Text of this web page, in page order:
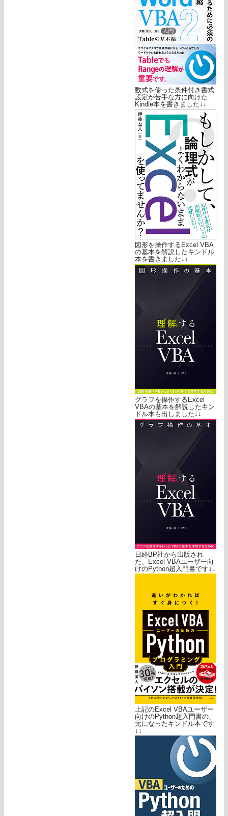
数式を使った条件付き書式
設定が苦手な方に向けた
Kindle本を書きました↓↓
図形を操作するExcel VBA
の基本を解説したキンドル
本を書きました↓↓
グラフを操作するExcel
VBAの基本を解説したキン
ドル本も出しました↓↓
日経BP社から出版され
た、Excel VBAユーザー向
けのPython超入門書です↓↓
上記のExcel VBAユーザー
向けのPython超入門書の、
元になったキンドル本です
↓↓